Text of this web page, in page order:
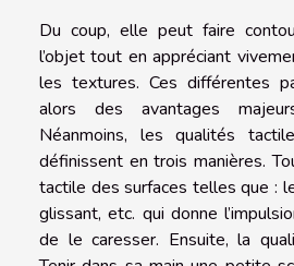
Du coup, elle peut faire
l’objet tout en appréciant
les textures. Ces différentes
alors des avantages
Néanmoins, les qualités
définissent en trois manières.
tactile des surfaces telles que :
glissant, etc. qui donne
de le caresser. Ensuite, la